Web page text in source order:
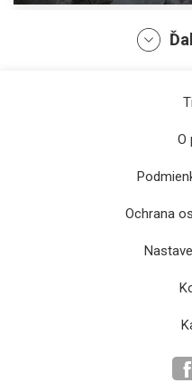
Krajská knižnica v
pripravila literárne
dielne či
O
Ochrana